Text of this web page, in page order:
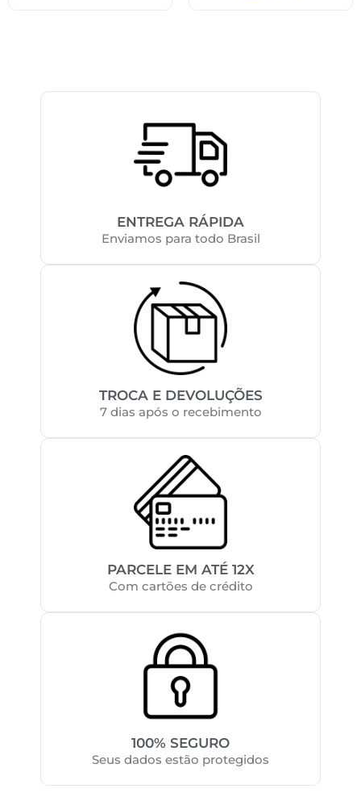
ENTREGA RÁPIDA
Enviamos para todo Brasil
TROCA E DEVOLUÇÕES
7 dias após o recebimento
PARCELE EM ATÉ 12X
Com cartões de crédito
100% SEGURO
Seus dados estão protegidos